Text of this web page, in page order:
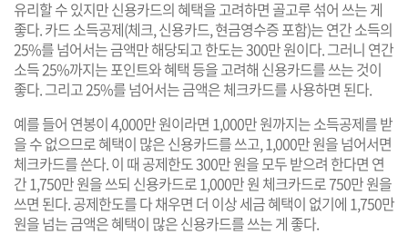
유리할 수 있지만 신용카드의 혜택을 고려하면 골고루 섞어 쓰는 게
좋다. 카드 소득공제(체크, 신용카드, 현금영수증 포함)는 연간 소득의
25%를 넘어서는 금액만 해당되고 한도는 300만 원이다. 그러니 연간
소득 25%까지는 포인트와 혜택 등을 고려해 신용카드를 쓰는 것이
좋다. 그리고 25%를 넘어서는 금액은 체크카드를 사용하면 된다.
예를 들어 연봉이 4,000만 원이라면 1,000만 원까지는 소득공제를 받
을 수 없으므로 혜택이 많은 신용카드를 쓰고, 1,000만 원을 넘어서면
체크카드를 쓴다. 이 때 공제한도 300만 원을 모두 받으려 한다면 연
간 1,750만 원을 쓰되 신용카드로 1,000만 원 체크카드로 750만 원을
쓰면 된다. 공제한도를 다 채우면 더 이상 세금 혜택이 없기에 1,750만
원을 넘는 금액은 혜택이 많은 신용카드를 쓰는 게 좋다.